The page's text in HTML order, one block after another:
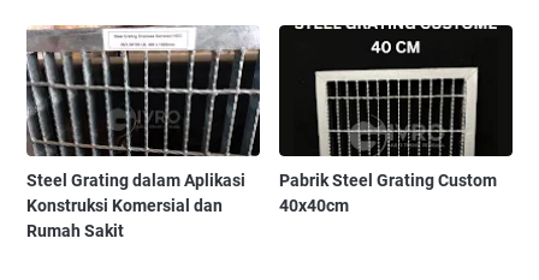
Steel Grating dalam Aplikasi
Konstruksi Komersial dan
Rumah Sakit
Pabrik Steel Grating Custom
40x40cm